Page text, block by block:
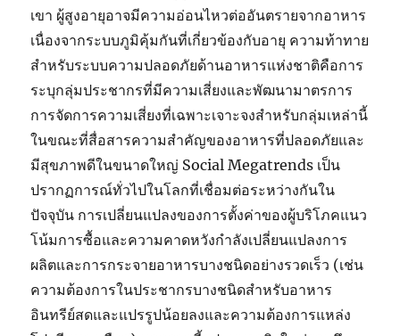
เขา ผู้สูงอายุอาจมีความอ่อนไหวต่ออันตรายจากอาหาร
เนื่องจากระบบภูมิคุ้มกันที่เกี่ยวข้องกับอายุ ความท้าทาย
สำหรับระบบความปลอดภัยด้านอาหารแห่งชาติคือการ
ระบุกลุ่มประชากรที่มีความเสี่ยงและพัฒนามาตรการ
การจัดการความเสี่ยงที่เฉพาะเจาะจงสำหรับกลุ่มเหล่านี้
ในขณะที่สื่อสารความสำคัญของอาหารที่ปลอดภัยและ
มีสุขภาพดีในขนาดใหญ่ Social Megatrends เป็น
ปรากฏการณ์ทั่วไปในโลกที่เชื่อมต่อระหว่างกันใน
ปัจจุบัน การเปลี่ยนแปลงของการตั้งค่าของผู้บริโภคแนว
โน้มการซื้อและความคาดหวังกำลังเปลี่ยนแปลงการ
ผลิตและการกระจายอาหารบางชนิดอย่างรวดเร็ว (เช่น
ความต้องการในประชากรบางชนิดสำหรับอาหาร
อินทรีย์สดและแปรรูปน้อยลงและความต้องการแหล่ง